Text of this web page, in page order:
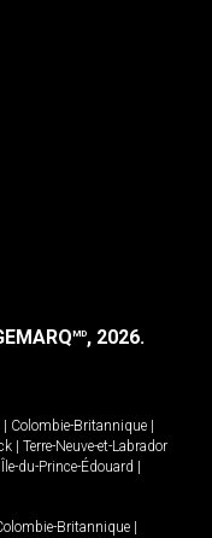
MD, 2026.
Colombie-Britannique
Terre-Neuve-et-Labrador
Île-du-Prince-Édouard
Britannique